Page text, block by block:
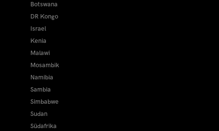
Botswana
DR Kongo
Israel
Kenia
Malawi
Mosambik
Namibia
Sambia
Simbabwe
Sudan
Südafrika